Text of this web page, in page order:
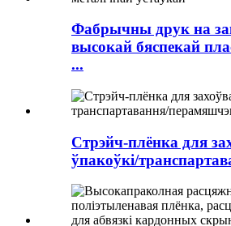
Фабрычны друк на
высокай бяспекай
...
Стрэйч-плёнка для
ўпакоўкі/